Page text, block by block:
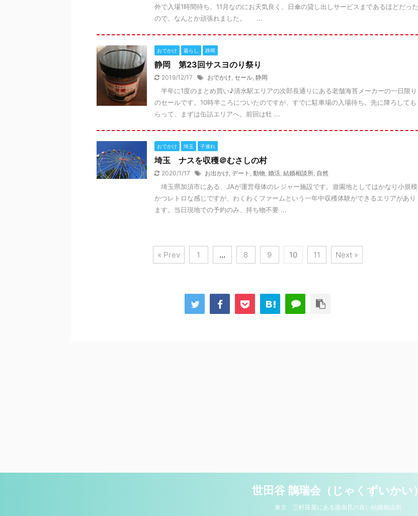
外で入場1時間待ち。11月なのにお天気良く、日傘の貸し出しサービスまであるほどだった
ので、なんとか頑張れました。 ...
おでかけ 暮らし 静岡
静岡 第23回サスヨのり祭り
2019/12/17 おでかけ, セール, 静岡
半年に1度のまとめ買い♪清水駅エリアの次郎長通りにある老舗海苔メーカーの一日限り
のセールです。10時半ころについたのですが、すでに駐車場の入場待ち。先に降ろしても
らって、まずは缶詰エリアへ。前回は牡 ...
おでかけ 埼玉 子連れ
埼玉 ナスを収穫＠むさしの村
2020/1/17 お出かけ, デート , 動物, 婚活, 結婚相談所, 自然
埼玉県加須市にある、JAが運営母体のレジャー施設です。遊園地としてはかなり小規模
かつレトロな感じですが、わくわくファームという一年中収穫体験ができるエリアがあり
ます。当日現地での予約のみ、持ち物不要 ...
« Prev 1 … 8 9 10 11 Next »
世田谷 鵲瑞会（じゃくずいかい）
東京 三軒茶屋にある面倒見の良い結婚相談所